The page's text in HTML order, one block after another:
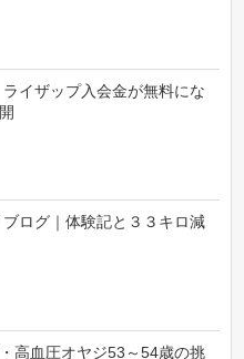
ライザップ入会金が無料にな
ログ｜体験記と３３キロ減
高血圧オヤジ53～54歳の挑